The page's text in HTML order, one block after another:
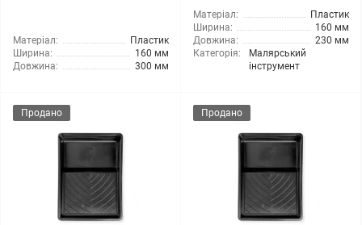
Матеріал:
Пластик
Ширина:
160 мм
Довжина:
300 мм
Матеріал:
Пластик
Ширина:
160 мм
Довжина:
230 мм
Категорія:
Малярський
інструмент
Продано Продано